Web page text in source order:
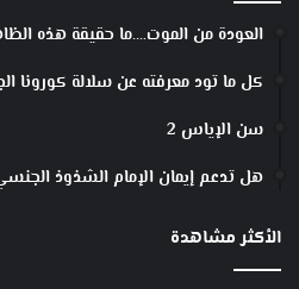
العودة من الموت….ما حقيقة هذه
كل ما تود معرفته عن سلالة كورونا
سن الإياس 2
هل تدعم إيمان الإمام الشذوذ
الأكثر مشاهدة